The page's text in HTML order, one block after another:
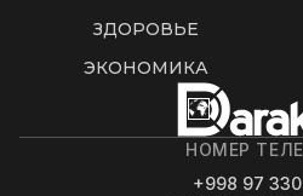
ЗДОРОВЬЕ
ЭКОНОМИКА
НОМЕР
+998 97 330